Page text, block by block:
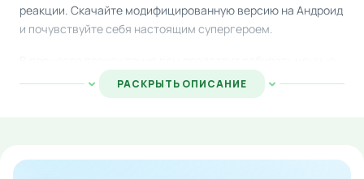
реакции. Скачайте модифицированную версию на Андроид
и почувствуйте себя настоящим супергероем.
бонусы и награды, одновременно лавируя между
транспортными средствами обычных граждан.
РАСКРЫТЬ ОПИСАНИЕ